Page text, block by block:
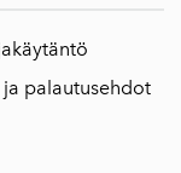
ja palautusehdot